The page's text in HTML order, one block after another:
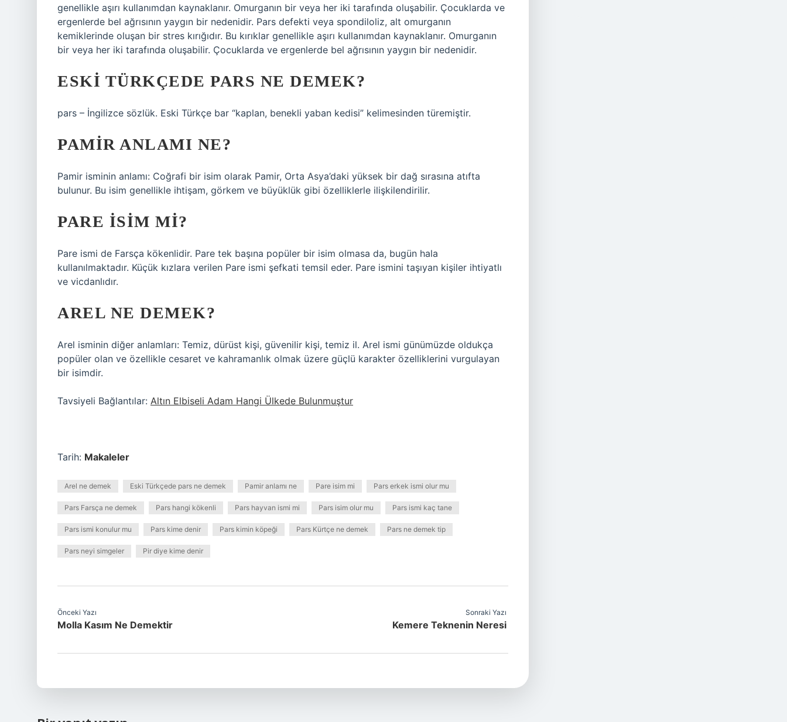
genellikle aşırı kullanımdan kaynaklanır. Omurganın bir veya her iki tarafında oluşabilir. Çocuklarda ve
ergenlerde bel ağrısının yaygın bir nedenidir. Pars defekti veya spondiloliz, alt omurganın
kemiklerinde oluşan bir stres kırığıdır. Bu kırıklar genellikle aşırı kullanımdan kaynaklanır. Omurganın
bir veya her iki tarafında oluşabilir. Çocuklarda ve ergenlerde bel ağrısının yaygın bir nedenidir.
ESKI TÜRKÇEDE PARS NE DEMEK?
pars – İngilizce sözlük. Eski Türkçe bar “kaplan, benekli yaban kedisi” kelimesinden türemiştir.
PAMIR ANLAMI NE?
Pamir isminin anlamı: Coğrafi bir isim olarak Pamir, Orta Asya’daki yüksek bir dağ sırasına atıfta
bulunur. Bu isim genellikle ihtişam, görkem ve büyüklük gibi özelliklerle ilişkilendirilir.
PARE ISIM MI?
Pare ismi de Farsça kökenlidir. Pare tek başına popüler bir isim olmasa da, bugün hala
kullanılmaktadır. Küçük kızlara verilen Pare ismi şefkati temsil eder. Pare ismini taşıyan kişiler ihtiyatlı
ve vicdanlıdır.
AREL NE DEMEK?
Arel isminin diğer anlamları: Temiz, dürüst kişi, güvenilir kişi, temiz il. Arel ismi günümüzde oldukça
popüler olan ve özellikle cesaret ve kahramanlık olmak üzere güçlü karakter özelliklerini vurgulayan
bir isimdir.
Tavsiyeli Bağlantılar: Altın Elbiseli Adam Hangi Ülkede Bulunmuştur
Tarih: Makaleler
Arel ne demek Eski Türkçede pars ne demek Pamir anlamı ne Pare isim mi Pars erkek ismi olur mu
Pars Farsça ne demek Pars hangi kökenli Pars hayvan ismi mi Pars isim olur mu Pars ismi kaç tane
Pars ismi konulur mu Pars kime denir Pars kimin köpeği Pars Kürtçe ne demek Pars ne demek tip
Pars neyi simgeler Pir diye kime denir
Önceki Yazı
Molla Kasım Ne Demektir
Sonraki Yazı
Kemere Teknenin Neresi